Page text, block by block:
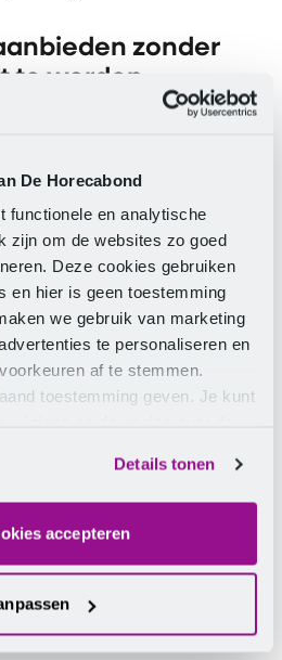
De Horecabond
functionele en analytische
zijn om de websites zo goed
Deze cookies gebruiken
en hier is geen toestemming
we gebruik van marketing
te personaliseren en
af te stemmen.
toestemming geven. Je kunt
Details tonen
accepteren
zonder
te worden
werk gezond eten kunnen
fiscaal te worden gestraft.
die manier investeren in
het binden van mensen.
het terugdringen van
van Arbobeleid van
en vergrijzende
belang voor werkgevers
Cateraars zijn bij
wij tientallen miljoenen
werknemers
gezonde lunch